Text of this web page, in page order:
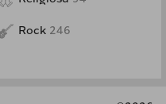
Rock 246